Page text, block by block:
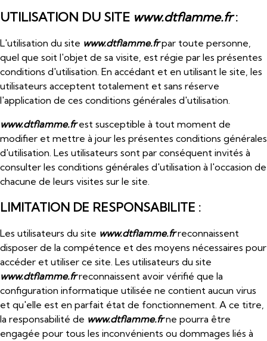
UTILISATION DU SITE www.dtflamme.fr:
L'utilisation du site www.dtflamme.frpar toute personne,
quel que soit l'objet de sa visite, est régie par les présentes
conditions d'utilisation. En accédant et en utilisant le site, les
utilisateurs acceptent totalement et sans réserve
l'application de ces conditions générales d'utilisation.
www.dtflamme.frest susceptible à tout moment de
modifier et mettre à jour les présentes conditions générales
d'utilisation. Les utilisateurs sont par conséquent invités à
consulter les conditions générales d'utilisation à l'occasion de
chacune de leurs visites sur le site.
LIMITATION DE RESPONSABILITE :
Les utilisateurs du site www.dtflamme.frreconnaissent
disposer de la compétence et des moyens nécessaires pour
accéder et utiliser ce site. Les utilisateurs du site
www.dtflamme.frreconnaissent avoir vérifié que la
configuration informatique utilisée ne contient aucun virus
et qu'elle est en parfait état de fonctionnement. A ce titre,
la responsabilité de www.dtflamme.frne pourra être
engagée pour tous les inconvénients ou dommages liés à